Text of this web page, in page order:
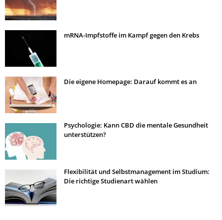
mRNA-Impfstoffe im Kampf gegen den Krebs
Die eigene Homepage: Darauf kommt es an
Psychologie: Kann CBD die mentale Gesundheit
unterstützen?
Flexibilität und Selbstmanagement im Studium:
Die richtige Studienart wählen